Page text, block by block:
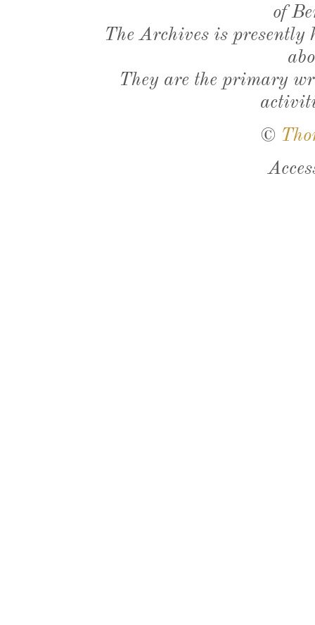
of
The Archives is presently
They are the primary
©